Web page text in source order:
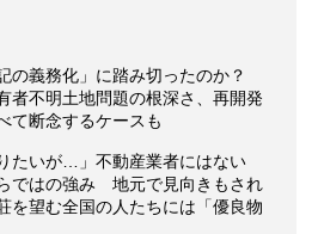
の義務化」に踏み切ったのか？
者不明土地問題の根深さ、再開発
て断念するケースも
たいが…」不動産業者にはない
ではの強み 地元で見向きもされ
を望む全国の人たちには「優良物